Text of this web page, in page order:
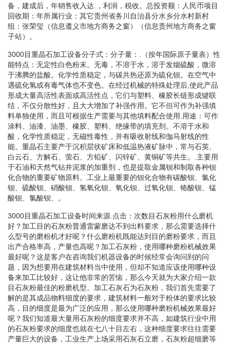
备，建成后，年销售收入达.，利润，税收。总投资额：人民币项目
回收期：年所属行业：其它贵州省务川自治县分水乡分水村新村
组：张荣玺（信息遵义市地方商务之窗）（信息贵州地方商务之窗
子站）。
3000目重晶石加工设备分子式：分子量：.（按年国际原子量表）性
能特点：无定性白色粉末。无毒，不溶于水，溶于发烟硫酸，微溶
于沸腾的盐酸。化学性质稳定，与碳共热还原为硫化钡。在空气中
遇硫化氢或有毒气体也不变色。在经过机械的特殊处理后,使此产品
形成大量高活性表面或高活性点，它们与塑料、橡胶长链形成键联
结，不仅分散性好，且大大增加了补强作用。它不但可作为补强填
料单独使用，而且可根据生产需要与其他填料配合使用.用途：可作
涂料、油漆、油墨、橡胶、塑料、绝缘带的填充剂。不溶于水和
酸，化学性质稳定，无磁性毒性，并有吸收射线和伽马射线的性
能。重晶石主要产于沉积层状矿床和低温热液矿脉中，常与石英、
白云石、方解石、萤石、方铅矿、闪锌矿、黄铜矿等共生。.主要用
于石油和天然气钻井泥浆的加重剂，也是提取金属钡和制取各种钡
化合物的重要矿物原料。工业上最重要的钡化合物有碳酸钡、氯化
钡、硫酸钡、硝酸钡、氢氧化钡、氧化钡、过氧化钡、铬酸钡、锰
酸钡、氯酸钡、。
3000目重晶石加工设备时间来源.点击：次数目石灰粉用什么磨机
好？加工目的石灰粉普通雷蒙磨达不到出料要求，那么需要选择什
么型号的磨粉机才好呢？什么磨粉机既能达到目的磨粉要求，而且
出产合格率高，产量也高呢？加工石灰粉，使用哪种磨粉机械效果
最好呢？这是客户在咨询我们机器设备的时候经常会询问到的问
题，因为想要用在建筑材料当中使用，但却不知道应该使用哪种设
备来加工比较好，这让他非常的苦恼，那么今天就为大家介绍一款
目石灰粉最佳的粉磨机型。加工石灰石为石灰粉，我们首先需要了
解的是其成品物料细度的要求，建筑材料一般对于粉体的要求比较
高，目的细度是最为广泛的应用，那么使用哪种磨粉机械效果最好
呢？我们知道最大量用石灰粉的细度要求并不高，如建筑行业中用
的石灰粉要求的细度也就在七八十目左右，这种细度要求往往需要
产量巨大的设备，工业生产上场采用石灰石立磨，石灰粉超细磨等